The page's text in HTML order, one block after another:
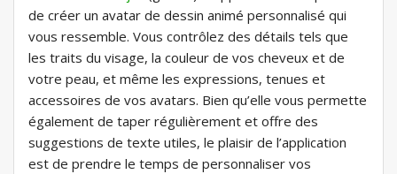
de créer un avatar de dessin animé personnalisé qui
vous ressemble. Vous contrôlez des détails tels que
les traits du visage, la couleur de vos cheveux et de
votre peau, et même les expressions, tenues et
accessoires de vos avatars. Bien qu’elle vous permette
également de taper régulièrement et offre des
suggestions de texte utiles, le plaisir de l’application
est de prendre le temps de personnaliser vos